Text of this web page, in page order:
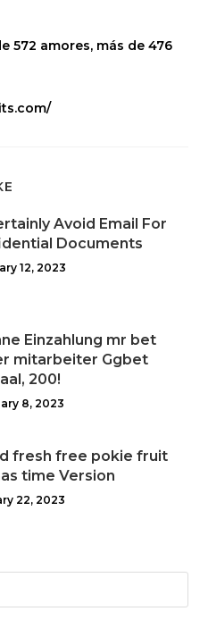
572 amores, más de 476
Avoid Email For
Documents
12, 2023
Einzahlung mr bet
mitarbeiter Ggbet
200!
8, 2023
fresh free pokie fruit
time Version
22, 2023